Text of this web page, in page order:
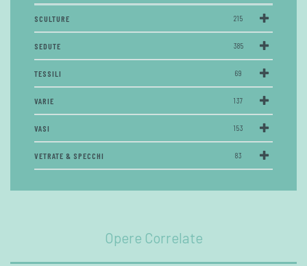
SCULTURE 215
SEDUTE 385
TESSILI 69
VARIE 137
VASI 153
VETRATE & SPECCHI 83
Opere Correlate